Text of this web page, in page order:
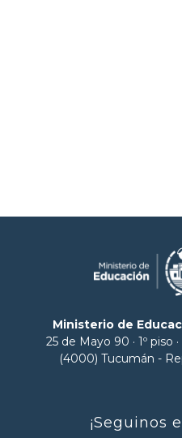
Ministerio de
25 de Mayo 90 · 1º piso
(4000) Tucumán -
¡Seguinos